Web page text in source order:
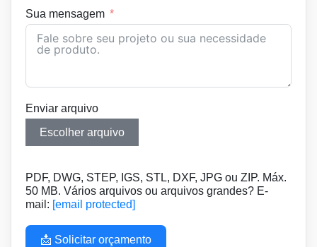
Sua mensagem
Enviar arquivo
Escolher arquivo
PDF, DWG, STEP, IGS, STL, DXF, JPG ou ZIP. Máx.
50 MB. Vários arquivos ou arquivos grandes? E-
mail: [email protected]
📩 Solicitar orçamento